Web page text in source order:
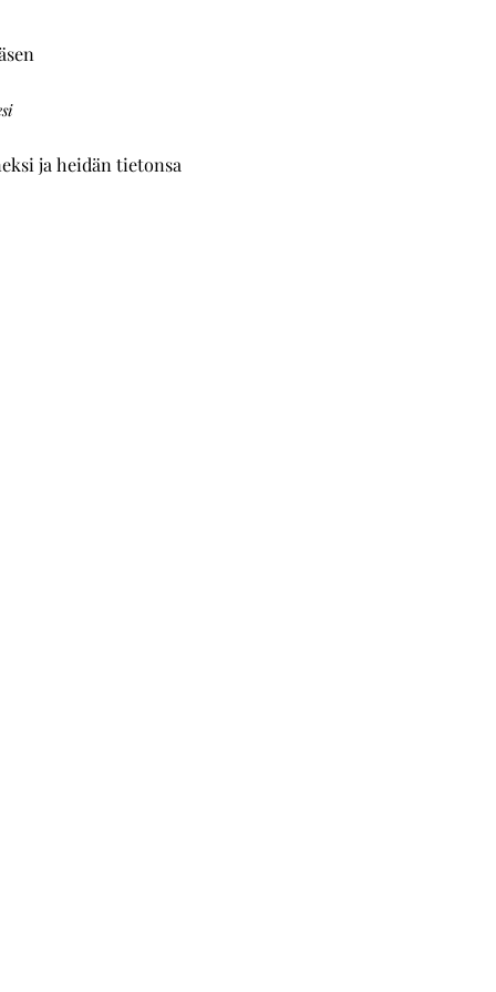
ja heidän tietonsa